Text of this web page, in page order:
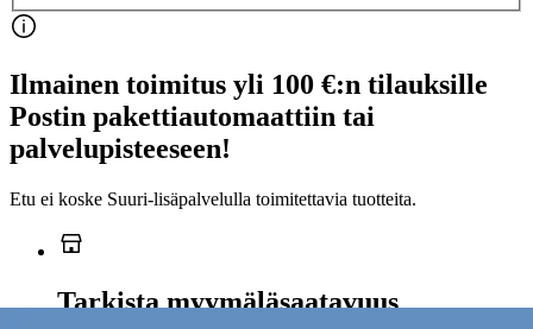
Ilmainen toimitus yli 100 €:n tilauksille
Postin pakettiautomaattiin tai
palvelupisteeseen!
Etu ei koske Suuri‑lisäpalvelulla toimitettavia tuotteita.
Tarkista myymäläsaatavuus